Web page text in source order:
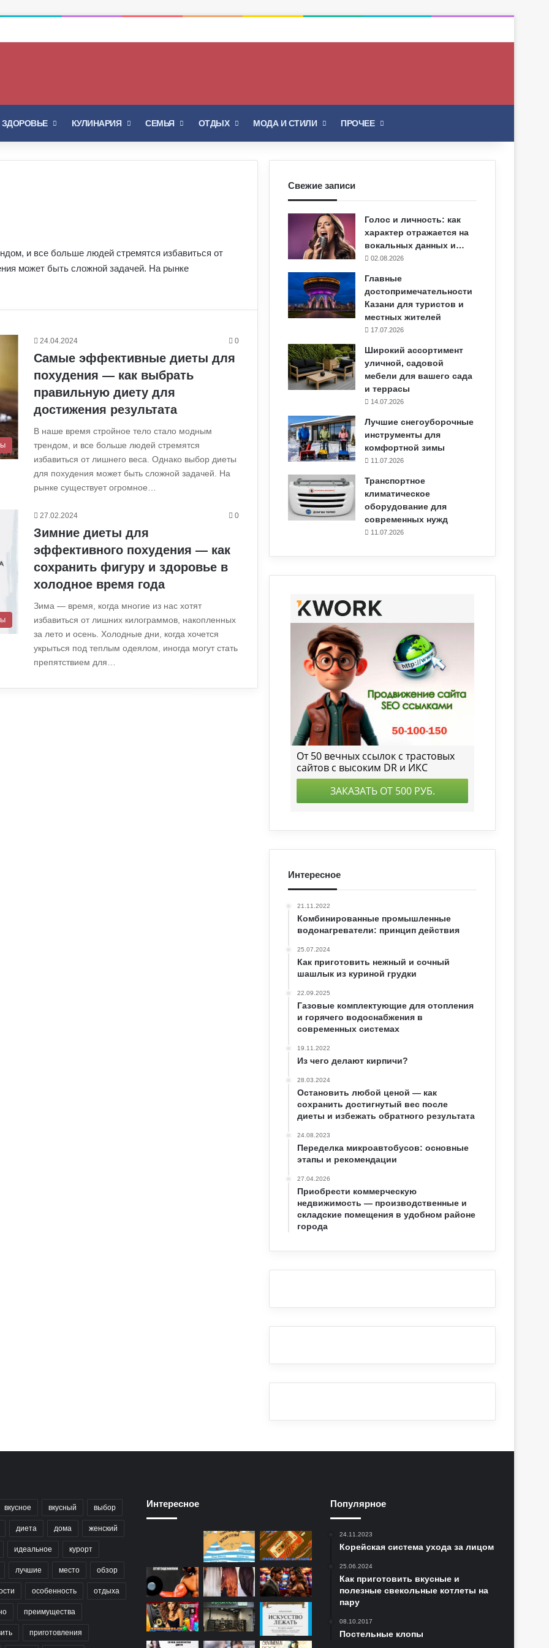
ЗДОРОВЬЕ КУЛИНАРИЯ СЕМЬЯ ОТДЫХ МОДА И СТИЛИ ПРОЧЕЕ
и все больше людей стремятся избавиться от
может быть сложной задачей. На рынке
24.04.2024 0
Самые эффективные диеты для
похудения — как выбрать
правильную диету для
достижения результата
В наше время стройное тело стало модным
трендом, и все больше людей стремятся
избавиться от лишнего веса. Однако выбор диеты
для похудения может быть сложной задачей. На
рынке существует огромное…
27.02.2024 0
Зимние диеты для
эффективного похудения — как
сохранить фигуру и здоровье в
холодное время года
Зима — время, когда многие из нас хотят
избавиться от лишних килограммов, накопленных
за лето и осень. Холодные дни, когда хочется
укрыться под теплым одеялом, иногда могут стать
препятствием для…
Свежие записи
Голос и личность: как
характер отражается на
вокальных данных и…
02.08.2026
Главные
достопримечательности
Казани для туристов и
местных жителей
17.07.2026
Широкий ассортимент
уличной, садовой
мебели для вашего сада
и террасы
14.07.2026
Лучшие снегоуборочные
инструменты для
комфортной зимы
11.07.2026
Транспортное
климатическое
оборудование для
современных нужд
11.07.2026
Интересное
21.11.2022
Комбинированные промышленные
водонагреватели: принцип действия
25.07.2024
Как приготовить нежный и сочный
шашлык из куриной грудки
22.09.2025
Газовые комплектующие для отопления
и горячего водоснабжения в
современных системах
19.11.2022
Из чего делают кирпичи?
28.03.2024
Остановить любой ценой — как
сохранить достигнутый вес после
диеты и избежать обратного результата
24.08.2023
Переделка микроавтобусов: основные
этапы и рекомендации
27.04.2026
Приобрести коммерческую
недвижимость — производственные и
складские помещения в удобном районе
города
вкусное вкусный выбор
диета дома женский
идеальное курорт
лучшие место обзор
особенность отдыха
преимущества
приготовления
Интересное Популярное
24.11.2023
Корейская система ухода за лицом
25.06.2024
Как приготовить вкусные и
полезные свекольные котлеты на
пару
08.10.2017
Постельные клопы